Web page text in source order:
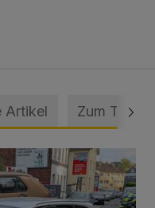
Artikel Zum Thema